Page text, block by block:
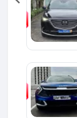
SPÉCIAL